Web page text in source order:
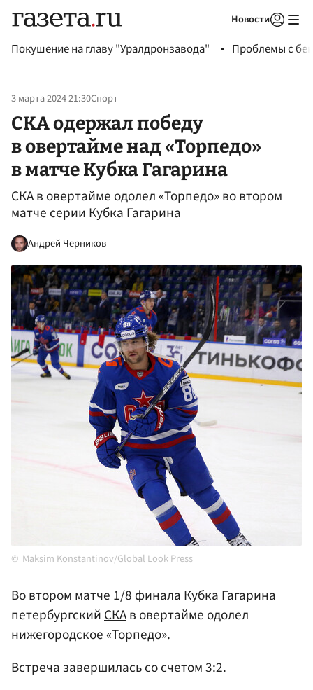
Новости
Покушение на главу "Уралдронзавода" Проблемы с
3 марта 2024 21:30Спорт
СКА одержал победу
в овертайме над «Торпедо»
в матче Кубка Гагарина
СКА в овертайме одолел «Торпедо» во втором
матче серии Кубка Гагарина
Андрей Черников
Maksim Konstantinov/Global Look Press
Во втором матче 1/8 финала Кубка Гагарина
петербургскийСКАв овертайме одолел
нижегородское«Торпедо».
Встреча завершилась со счетом 3:2.